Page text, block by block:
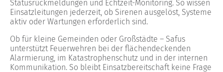
Statusrückmeldungen und Echtzeit-Monitoring. So wissen
Einsatzleitungen jederzeit, ob Sirenen ausgelöst, Systeme
aktiv oder Wartungen erforderlich sind.
Ob für kleine Gemeinden oder Großstädte – Safus
unterstützt Feuerwehren bei der flächendeckenden
Alarmierung, im Katastrophenschutz und in der internen
Kommunikation. So bleibt Einsatzbereitschaft keine Frage